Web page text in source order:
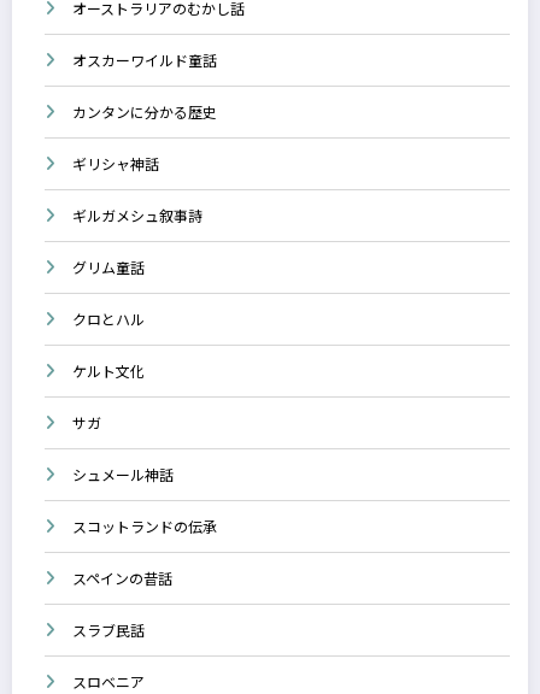
オーストラリアのむかし話
オスカーワイルド童話
カンタンに分かる歴史
ギリシャ神話
ギルガメシュ叙事詩
グリム童話
クロとハル
ケルト文化
サガ
シュメール神話
スコットランドの伝承
スペインの昔話
スラブ民話
スロベニア